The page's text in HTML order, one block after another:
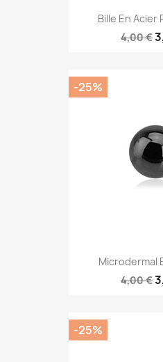
Bille En Acier
4,00 €
Microdermal
4,00 €
-25%
-25%